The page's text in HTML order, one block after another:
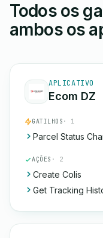
Todos os
ambos os
APLICATIVO
Ecom DZ
GATILHOS · 1
Parcel Status
AÇÕES · 2
Create Colis
Get Tracking